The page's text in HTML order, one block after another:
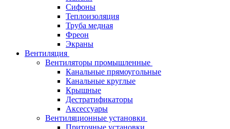
Сифоны
Теплоизоляция
Труба медная
Фреон
Экраны
Вентиляция
Вентиляторы промышленные
Канальные прямоугольные
Канальные круглые
Крышные
Дестратификаторы
Аксессуары
Вентиляционные установки
Приточные установки